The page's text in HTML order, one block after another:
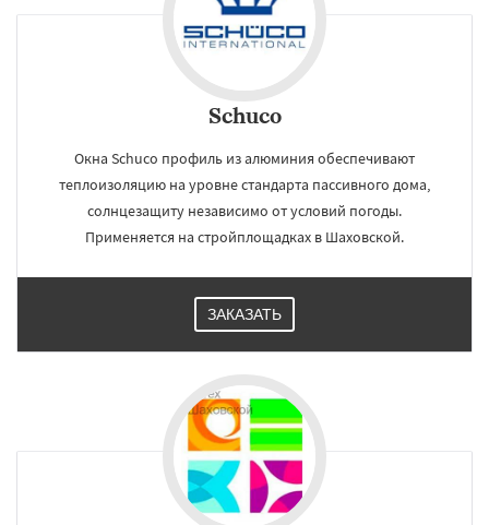
Schuco
Окна Schuco профиль из алюминия обеспечивают
теплоизоляцию на уровне стандарта пассивного дома,
солнцезащиту независимо от условий погоды.
Применяется на стройплощадках в Шаховской.
ЗАКАЗАТЬ